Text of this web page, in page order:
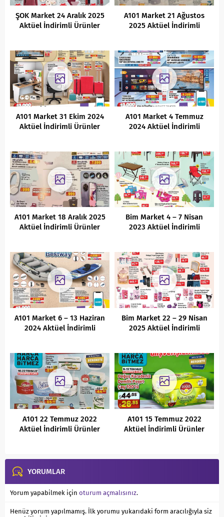
ŞOK Market 24 Aralık 2025
Aktüel İndirimli Ürünler
A101 Market 21 Ağustos
2025 Aktüel İndirimli
A101 Market 31 Ekim 2024
Aktüel İndirimli Ürünler
A101 Market 4 Temmuz
2024 Aktüel İndirimli
A101 Market 18 Aralık 2025
Aktüel İndirimli Ürünler
Bim Market 4 – 7 Nisan
2023 Aktüel İndirimli
A101 Market 6 – 13 Haziran
2024 Aktüel İndirimli
Bim Market 22 – 29 Nisan
2025 Aktüel İndirimli
A101 22 Temmuz 2022
Aktüel İndirimli Ürünler
A101 15 Temmuz 2022
Aktüel İndirimli Ürünler
YORUMLAR
Yorum yapabilmek için oturum açmalısınız.
Henüz yorum yapılmamış. İlk yorumu yukarıdaki form aracılığıyla siz